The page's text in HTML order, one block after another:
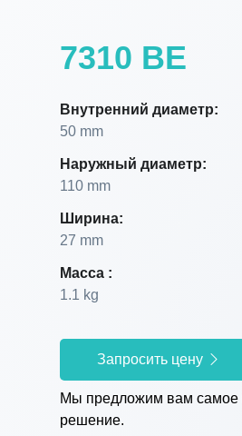
7310 BE
Внутренний диаметр:
50 mm
Наружный диаметр:
110 mm
Ширина:
27 mm
Масса :
1.1 kg
Запросить цену
Мы предложим вам самое
решение.